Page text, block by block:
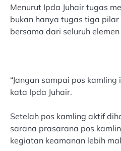
Menurut Ipda Juhair tugas
bukan hanya tugas tiga
bersama dari seluruh
“Jangan sampai pos kamling
kata Ipda Juhair.
Setelah pos kamling aktif
sarana prasarana pos
kegiatan keamanan lebih